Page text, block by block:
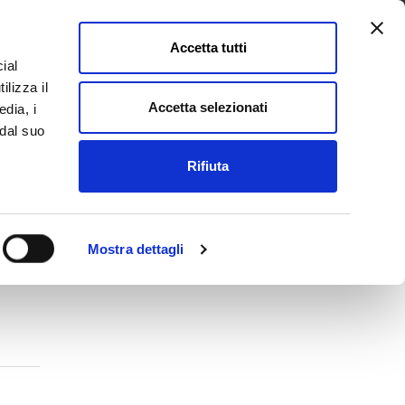
il
i
suo
Mostra dettagli
Accetta tutti
Accetta selezionati
Rifiuta
Seguici su Pagina
Provincia e il territorio